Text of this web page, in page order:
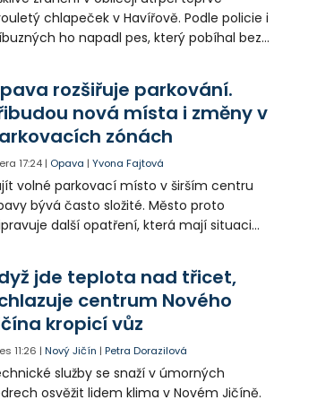
chlapeček v Havířově. Podle policie i
ho napadl pes, který pobíhal bez
psa hledá.
rozšiřuje parkování.
nová místa i změny v
zónách
17:24 | Opava |Yvona Fajtová
volné parkovací místo v širším centru
bývá často složité. Město proto
další opatření, která mají situaci
dopravy a některé novinky čekají
řidiče v parkovacích zónách.
jde teplota nad třicet,
centrum Nového
kropicí vůz
11:26 |Nový Jičín |Petra Dorazilová
služby se snaží v úmorných
osvěžit lidem klima v Novém Jičíně.